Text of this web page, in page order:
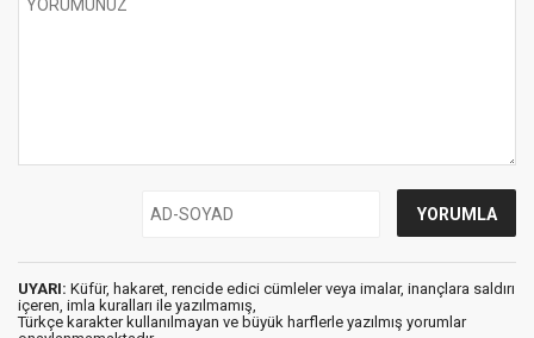
UYARI: Küfür, hakaret, rencide edici cümleler veya imalar, inançlara saldırı
içeren, imla kuralları ile yazılmamış,
Türkçe karakter kullanılmayan ve büyük harflerle yazılmış yorumlar